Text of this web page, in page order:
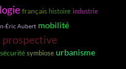
français histoire industrie
Éric Aubert mobilité
prospective
sécurité symbiose urbanisme